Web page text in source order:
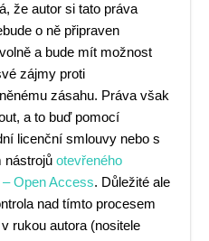
že autor si tato práva
o ně připraven
a bude mít možnost
zájmy proti
zásahu. Práva však
a to buď pomocí
licenční smlouvy nebo s
nástrojů otevřeného
Open Access. Důležité ale
nad tímto procesem
rukou autora (nositele